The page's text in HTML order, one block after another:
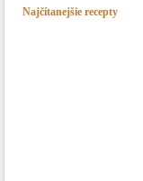
Najčítanejšie recepty